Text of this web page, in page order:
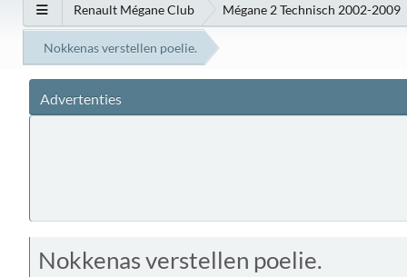
Renault Mégane Club Mégane 2 Technisch 2002-2009
Nokkenas verstellen poelie.
Advertenties
Nokkenas verstellen poelie.